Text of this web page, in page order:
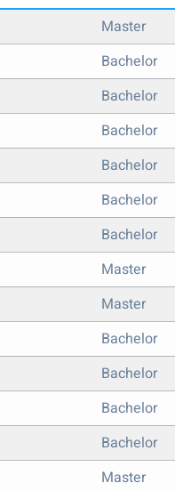
Master
Bachelor
Bachelor
Bachelor
Bachelor
Bachelor
Bachelor
Master
Master
Bachelor
Bachelor
Bachelor
Bachelor
Master